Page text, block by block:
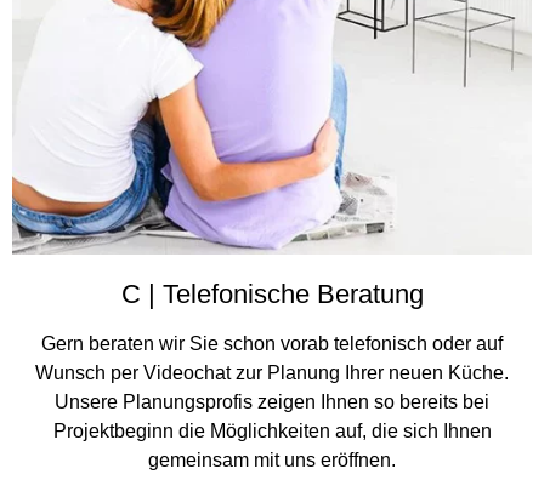
C | Telefonische Beratung
Gern beraten wir Sie schon vorab telefonisch oder auf
Wunsch per Videochat zur Planung Ihrer neuen Küche.
Unsere Planungsprofis zeigen Ihnen so bereits bei
Projektbeginn die Möglichkeiten auf, die sich Ihnen
gemeinsam mit uns eröffnen.